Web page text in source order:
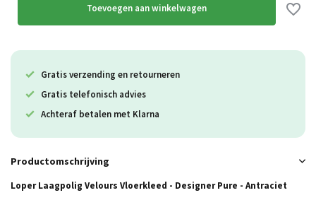
Uitverkocht
Toevoegen aan winkelwagen
Gratis verzending en retourneren
Gratis telefonisch advies
Achteraf betalen met Klarna
Productomschrijving
Loper Laagpolig Velours Vloerkleed - Designer Pure - Antraciet